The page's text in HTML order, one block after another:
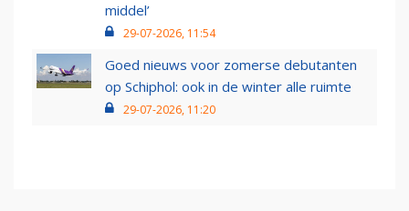
middel’
29-07-2026, 11:54
Goed nieuws voor zomerse debutanten
op Schiphol: ook in de winter alle ruimte
29-07-2026, 11:20